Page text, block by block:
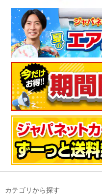
カテゴリから探す